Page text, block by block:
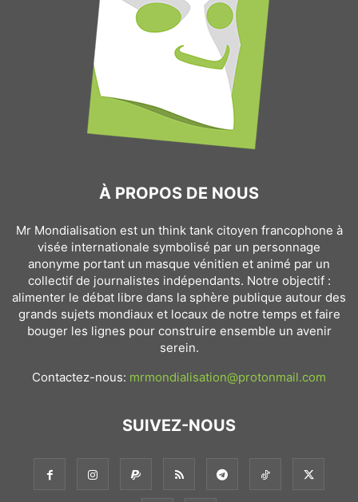
À PROPOS DE NOUS
Mr Mondialisation est un think tank citoyen francophone à
visée internationale symbolisé par un personnage
anonyme portant un masque vénitien et animé par un
collectif de journalistes indépendants. Notre objectif :
alimenter le débat libre dans la sphère publique autour des
grands sujets mondiaux et locaux de notre temps et faire
bouger les lignes pour construire ensemble un avenir
serein.
Contactez-nous: mrmondialisation@protonmail.com
SUIVEZ-NOUS